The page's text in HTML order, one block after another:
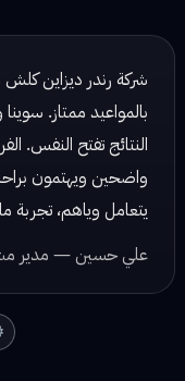
شركة رندر ديزاين
ويسلمون الشغل بالوقت
ممتازة!
نور محمد — مصممة